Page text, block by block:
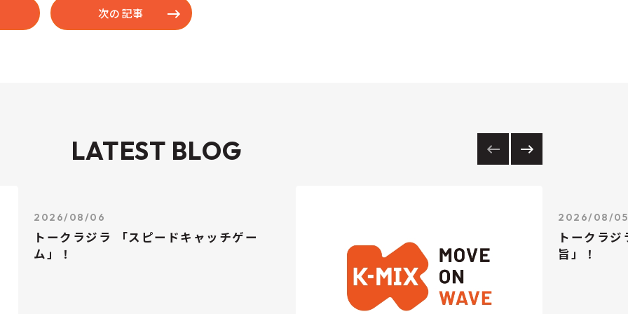
次の記事
LATEST BLOG
2026/08/06
トークラジラ 「スピードキャッチゲー
ム」！
2026/08/05
トークラ
旨」！